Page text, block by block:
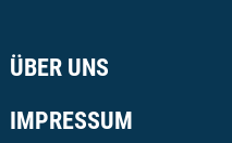
ÜBER UNS
IMPRESSUM